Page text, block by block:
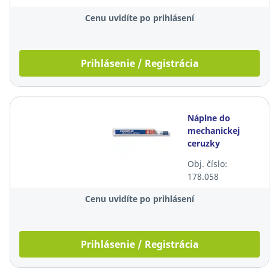
Cenu uvidíte po prihlásení
Prihlásenie / Registrácia
Náplne do
mechanickej
ceruzky
mm, HB, 12
ks/bal
Obj. číslo:
178.058
Cenu uvidíte po prihlásení
Prihlásenie / Registrácia